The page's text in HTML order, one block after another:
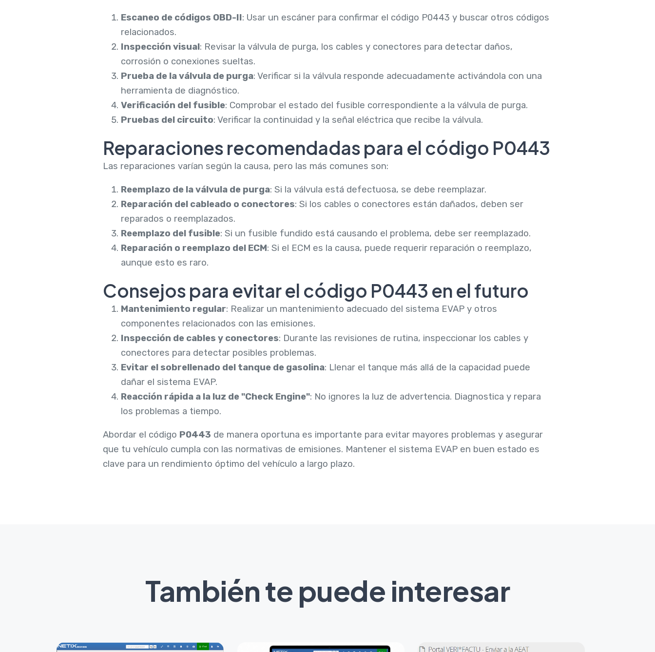
Escaneo de códigos OBD-II: Usar un escáner para confirmar el código P0443 y buscar otros códigos
relacionados.
Inspección visual: Revisar la válvula de purga, los cables y conectores para detectar daños,
corrosión o conexiones sueltas.
Prueba de la válvula de purga: Verificar si la válvula responde adecuadamente activándola con una
herramienta de diagnóstico.
Verificación del fusible: Comprobar el estado del fusible correspondiente a la válvula de purga.
Pruebas del circuito: Verificar la continuidad y la señal eléctrica que recibe la válvula.
Reparaciones recomendadas para el código P0443
Las reparaciones varían según la causa, pero las más comunes son:
Reemplazo de la válvula de purga: Si la válvula está defectuosa, se debe reemplazar.
Reparación del cableado o conectores: Si los cables o conectores están dañados, deben ser
reparados o reemplazados.
Reemplazo del fusible: Si un fusible fundido está causando el problema, debe ser reemplazado.
Reparación o reemplazo del ECM: Si el ECM es la causa, puede requerir reparación o reemplazo,
aunque esto es raro.
Consejos para evitar el código P0443 en el futuro
Mantenimiento regular: Realizar un mantenimiento adecuado del sistema EVAP y otros
componentes relacionados con las emisiones.
Inspección de cables y conectores: Durante las revisiones de rutina, inspeccionar los cables y
conectores para detectar posibles problemas.
Evitar el sobrellenado del tanque de gasolina: Llenar el tanque más allá de la capacidad puede
dañar el sistema EVAP.
Reacción rápida a la luz de "Check Engine": No ignores la luz de advertencia. Diagnostica y repara
los problemas a tiempo.
Abordar el código P0443 de manera oportuna es importante para evitar mayores problemas y asegurar
que tu vehículo cumpla con las normativas de emisiones. Mantener el sistema EVAP en buen estado es
clave para un rendimiento óptimo del vehículo a largo plazo.
También te puede interesar